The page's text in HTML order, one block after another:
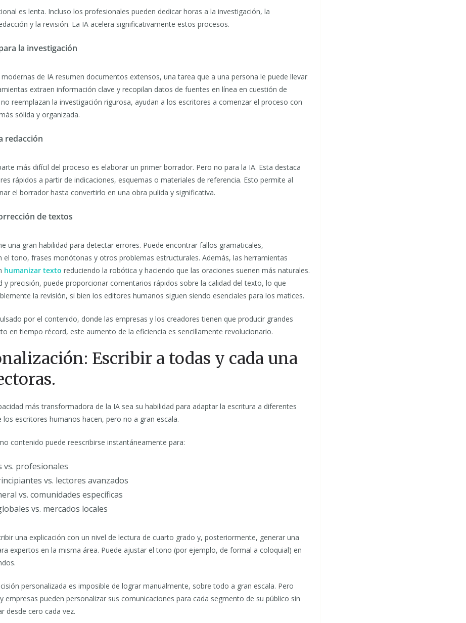
es lenta. Incluso los profesionales pueden dedicar horas a la investigación, la
y la revisión. La IA acelera significativamente estos procesos.
la investigación
de IA resumen documentos extensos, una tarea que a una persona le puede llevar
extraen información clave y recopilan datos de fuentes en línea en cuestión de
no reemplazan la investigación rigurosa, ayudan a los escritores a comenzar el proceso con
sólida y organizada.
redacción
más difícil del proceso es elaborar un primer borrador. Pero no para la IA. Esta destaca
rápidos a partir de indicaciones, esquemas o materiales de referencia. Esto permite al
el borrador hasta convertirlo en una obra pulida y significativa.
de textos
una gran habilidad para detectar errores. Puede encontrar fallos gramaticales,
el tono, frases monótonas y otros problemas estructurales. Además, las herramientas
humanizar texto reduciendo la robótica y haciendo que las oraciones suenen más naturales.
y precisión, puede proporcionar comentarios rápidos sobre la calidad del texto, lo que
la revisión, si bien los editores humanos siguen siendo esenciales para los matices.
por el contenido, donde las empresas y los creadores tienen que producir grandes
en tiempo récord, este aumento de la eficiencia es sencillamente revolucionario.
Escribir a todas y cada una
más transformadora de la IA sea su habilidad para adaptar la escritura a diferentes
los escritores humanos hacen, pero no a gran escala.
contenido puede reescribirse instantáneamente para:
vs. profesionales
vs. lectores avanzados
vs. comunidades específicas
vs. mercados locales
una explicación con un nivel de lectura de cuarto grado y, posteriormente, generar una
expertos en la misma área. Puede ajustar el tono (por ejemplo, de formal a coloquial) en
personalizada es imposible de lograr manualmente, sobre todo a gran escala. Pero
empresas pueden personalizar sus comunicaciones para cada segmento de su público sin
desde cero cada vez.